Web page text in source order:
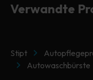
Verwandte
Stipt
Autowaschbürste